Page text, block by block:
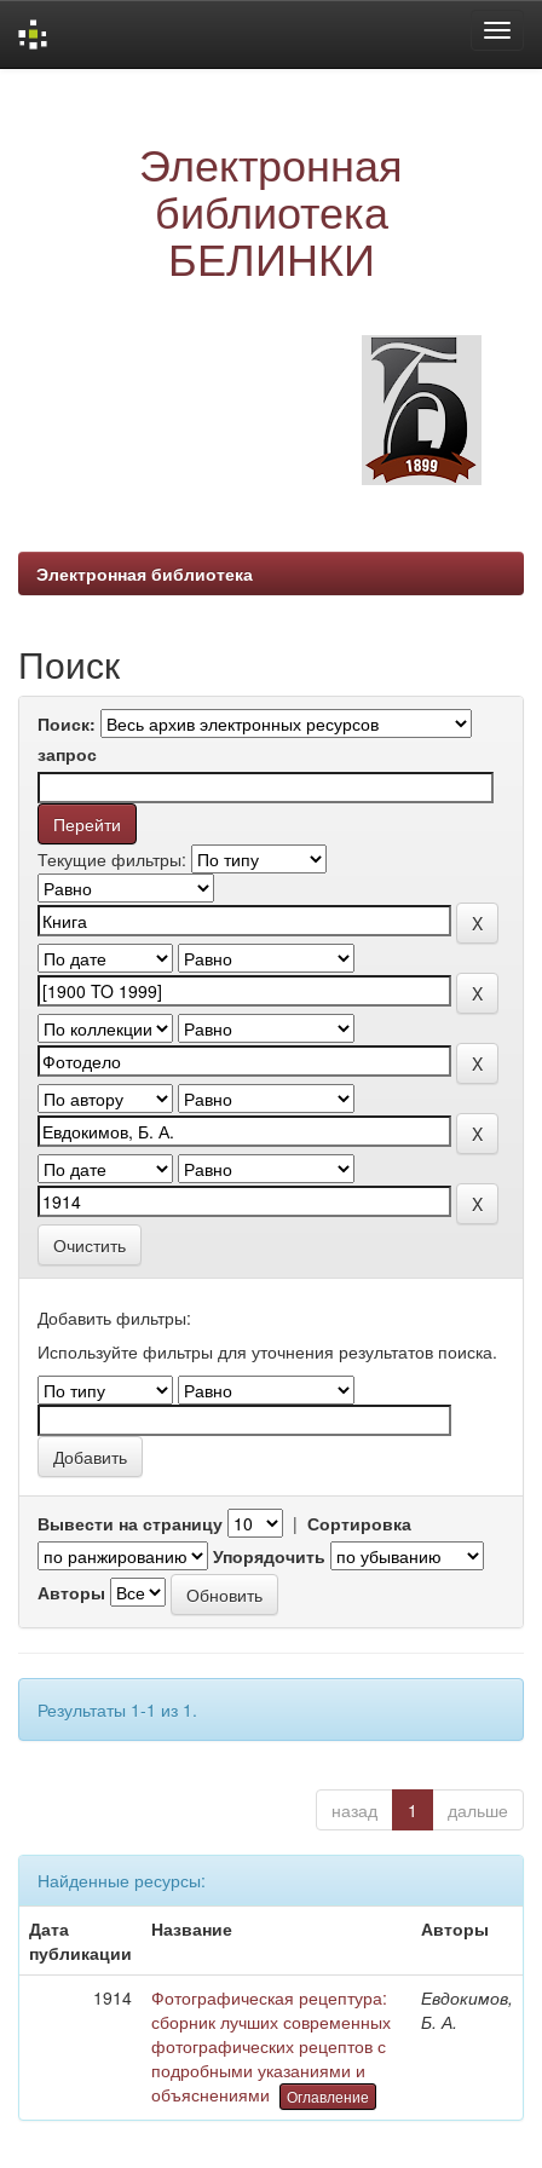
Электронная
библиотека
БЕЛИНКИ
Электронная библиотека
Поиск
Поиск:
запрос
Текущие фильтры:
Очистить
Добавить фильтры:
Используйте фильтры для уточнения результатов поиска.
Вывести на страницу | Сортировка
Упорядочить
Авторы
Результаты 1-1 из 1.
назад 1 дальше
Найденные ресурсы:
Дата
публикации
Название Авторы
1914
Фотографическая рецептура:
сборник лучших современных
фотографических рецептов с
подробными указаниями и
объяснениями
Оглавление
Евдокимов,
Б. А.